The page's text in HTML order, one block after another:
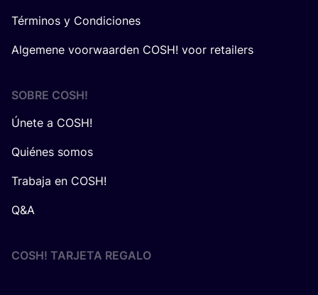
Términos y Condiciones
Algemene voorwaarden COSH! voor retailers
SOBRE COSH!
Únete a COSH!
Quiénes somos
Trabaja en COSH!
Q&A
COSH! TARJETA REGALO